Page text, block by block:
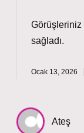
Görüşleriniz
sağladı.
Ocak 13, 2026
Ateş